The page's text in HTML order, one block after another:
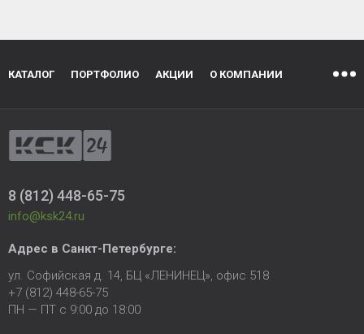
КАТАЛОГ ПОРТФОЛИО АКЦИИ О КОМПАНИИ
8 (812) 448-65-75
info@ksk24.ru
Адрес в Санкт-Петербурге:
ул. Софийская д. 14, БЦ «ЛЕНИНЕЦ», офис 518
+7 (812) 448-65-75
ПН — ПТ с 9:00 до 18:00